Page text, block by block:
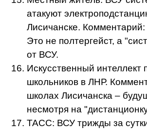
атакуют
Лисичанске. Комментарий:
Это не полтергейст, а
от ВСУ.
Искусственный интеллект
школьников в ЛНР.
школах Лисичанска –
несмотря на
ТАСС: ВСУ трижды за